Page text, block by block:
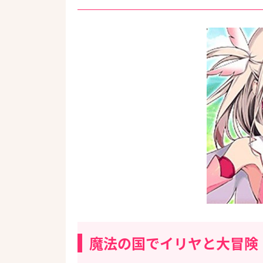
魔法の国でイリヤと大冒険